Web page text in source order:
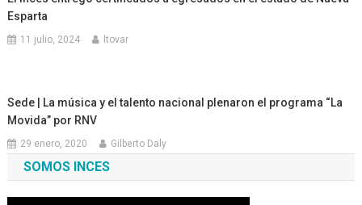
Esparta
11 julio, 2024 ltovar
Sede | La música y el talento nacional plenaron el programa “La
Movida” por RNV
29 enero, 2020 Gilberto Daly
SOMOS INCES